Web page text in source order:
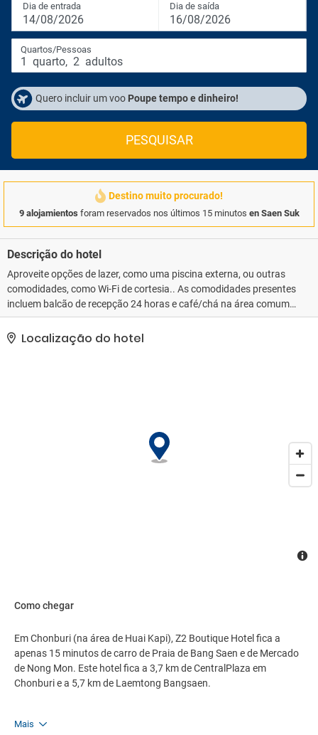
Dia de entrada
14/08/2026
Dia de saída
16/08/2026
Quartos/Pessoas
1 quarto, 2 adultos
Quero incluir um voo Poupe tempo e dinheiro!
PESQUISAR
Destino muito procurado!
9 alojamientos foram reservados nos últimos 15 minutos en Saen Suk
Descrição do hotel
Aproveite opções de lazer, como uma piscina externa, ou outras
comodidades, como Wi-Fi de cortesia.. As comodidades presentes
incluem balcão de recepção 24 horas e café/chá na área comum.
Este hotel tem 50 salas de reunião disponíveis para eventos.
Estacionamento grátis sem manobrista está disponível no local..
Localização do hotel
Como chegar
Em Chonburi (na área de Huai Kapi), Z2 Boutique Hotel fica a
apenas 15 minutos de carro de Praia de Bang Saen e de Mercado
de Nong Mon. Este hotel fica a 3,7 km de CentralPlaza em
Chonburi e a 5,7 km de Laemtong Bangsaen.
Mais